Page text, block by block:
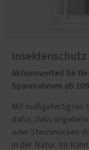
Aktionsvorteil für
Spannrahmen ab
Mit maßgefertigten
dafür, dass
oder Stechmücken
in der Natur. Im